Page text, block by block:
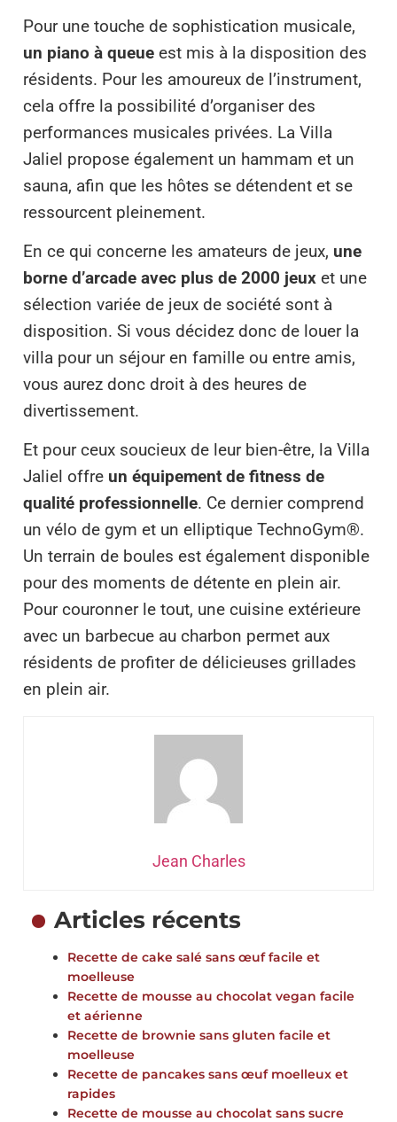
Pour une touche de sophistication musicale,
un piano à queue est mis à la disposition des
résidents. Pour les amoureux de l’instrument,
cela offre la possibilité d’organiser des
performances musicales privées. La Villa
Jaliel propose également un hammam et un
sauna, afin que les hôtes se détendent et se
ressourcent pleinement.
En ce qui concerne les amateurs de jeux, une
borne d’arcade avec plus de 2000 jeux et une
sélection variée de jeux de société sont à
disposition. Si vous décidez donc de louer la
villa pour un séjour en famille ou entre amis,
vous aurez donc droit à des heures de
divertissement.
Et pour ceux soucieux de leur bien-être, la Villa
Jaliel offre un équipement de fitness de
qualité professionnelle. Ce dernier comprend
un vélo de gym et un elliptique TechnoGym®.
Un terrain de boules est également disponible
pour des moments de détente en plein air.
Pour couronner le tout, une cuisine extérieure
avec un barbecue au charbon permet aux
résidents de profiter de délicieuses grillades
en plein air.
Jean Charles
Articles récents
Recette de cake salé sans œuf facile et
moelleuse
Recette de mousse au chocolat vegan facile
et aérienne
Recette de brownie sans gluten facile et
moelleuse
Recette de pancakes sans œuf moelleux et
rapides
Recette de mousse au chocolat sans sucre